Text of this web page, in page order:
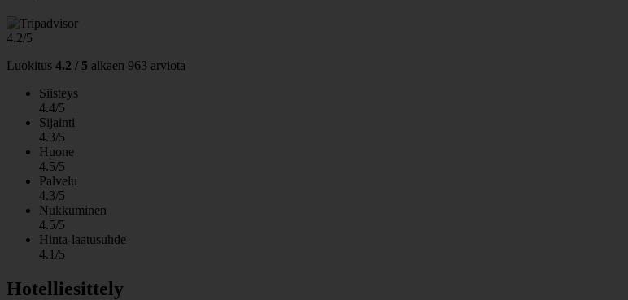
4.2/5
Luokitus 4.2 / 5 alkaen 963 arviota
Siisteys
4.4/5
Sijainti
4.3/5
Huone
4.5/5
Palvelu
4.3/5
Nukkuminen
4.5/5
Hinta-laatusuhde
4.1/5
Hotelliesittely